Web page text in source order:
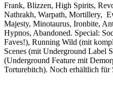
Frank, Blizzen, High Spirits,
Nathrakh, Warpath, Mortillery,
Majesty, Minotaurus, Ironbite,
Hypnos, Abandoned. Special:
Faves!), Running Wild (mit
Scenes (mit Underground Label
(Underground Feature mit
Torturebitch). Noch erhältlich